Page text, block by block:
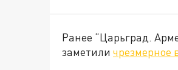
Ранее “Царьград.
заметили чрезмерное